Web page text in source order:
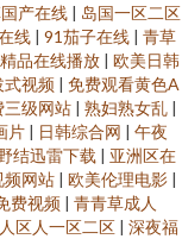
产在线 | 岛国一区二区
线 | 91茄子在线 | 青草
品在线播放 | 欧美日韩
式视频 | 免费观看黄色A
三级网站 | 熟妇熟女乱 |
片 | 日韩综合网 | 午夜
结迅雷下载 | 亚洲区在
频网站 | 欧美伦理电影 |
费视频 | 青青草成人
区人一区二区 | 深夜福